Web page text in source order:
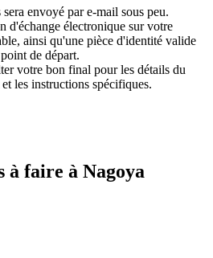
envoyé par e-mail sous peu.
d'échange électronique sur votre
ainsi qu'une pièce d'identité valide
de départ.
votre bon final pour les détails du
les instructions spécifiques.
à faire à Nagoya